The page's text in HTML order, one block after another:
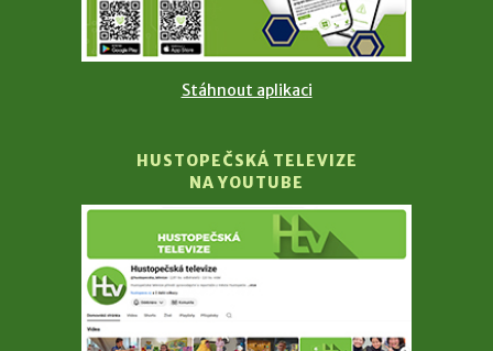
Stáhnout aplikaci
HUSTOPEČSKÁ TELEVIZE
NA YOUTUBE